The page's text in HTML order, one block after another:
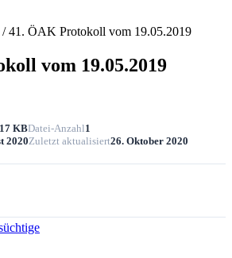
/ 41. ÖAK Protokoll vom 19.05.2019
vom 19.05.2019
KBDatei-Anzahl1
2020Zuletzt aktualisiert26. Oktober 2020